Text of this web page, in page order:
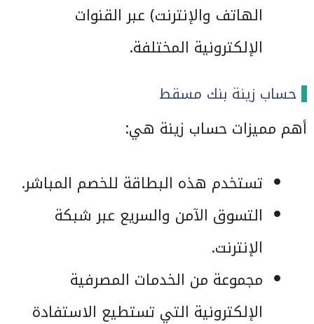
الهاتف والإنترنت) عبر القنوات
الإلكترونية المختلفة.
حساب زينة بنك مسقط
أهم مميزات حساب زينة هي:
تستخدم هذه البطاقة للخصم المباشر.
التسوق الآمن والسريع عبر شبكة
الإنترنت.
مجموعة من الخدمات المصرفية
الإلكترونية التي تستطيع الاستفادة